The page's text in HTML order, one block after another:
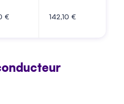
€ 142,10 €